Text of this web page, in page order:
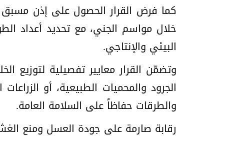
كما فرض القرار الحصول على إذن مسبق
خلال مواسم الجني، مع تحديد أعداد
البيئي والإنتاجي.
وتضمّن القرار معايير تفصيلية لتوزيع
الجرود والمحميات الطبيعية، أو
والطرقات حفاظاً على السلامة العامة.
رقابة صارمة على جودة العسل ومنع